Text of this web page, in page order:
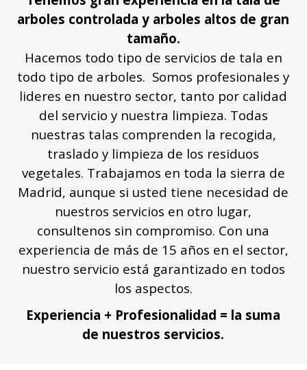
arboles controlada y arboles altos de gran
tamaño.
Hacemos todo tipo de servicios de tala en
todo tipo de arboles. Somos profesionales y
lideres en nuestro sector, tanto por calidad
del servicio y nuestra limpieza. Todas
nuestras talas comprenden la recogida,
traslado y limpieza de los residuos
vegetales. Trabajamos en toda la sierra de
Madrid, aunque si usted tiene necesidad de
nuestros servicios en otro lugar,
consultenos sin compromiso. Con una
experiencia de más de 15 años en el sector,
nuestro servicio está garantizado en todos
los aspectos.
Experiencia + Profesionalidad = la suma
de nuestros servicios.